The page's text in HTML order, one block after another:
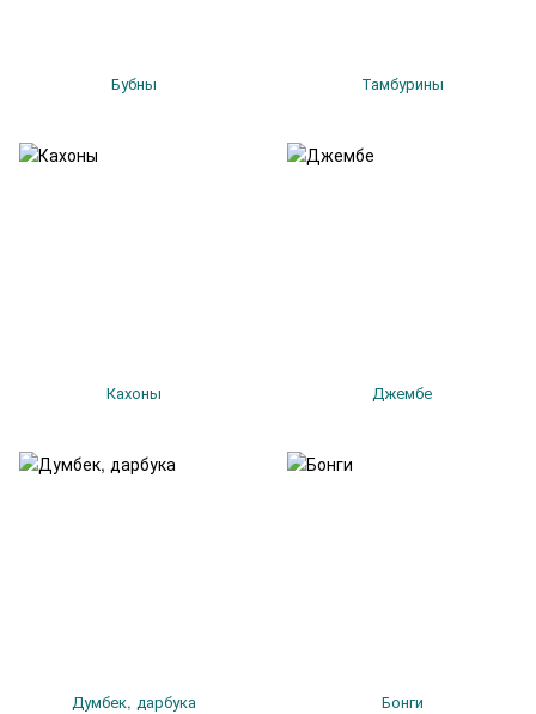
Бубны Тамбурины
Кахоны Джембе
Думбек, дарбука Бонги